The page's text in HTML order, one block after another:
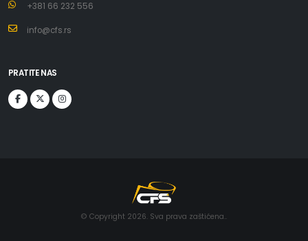
+381 66 232 556
info@cfs.rs
PRATITE NAS
© Copyright 2026. Sva prava zaštićena..